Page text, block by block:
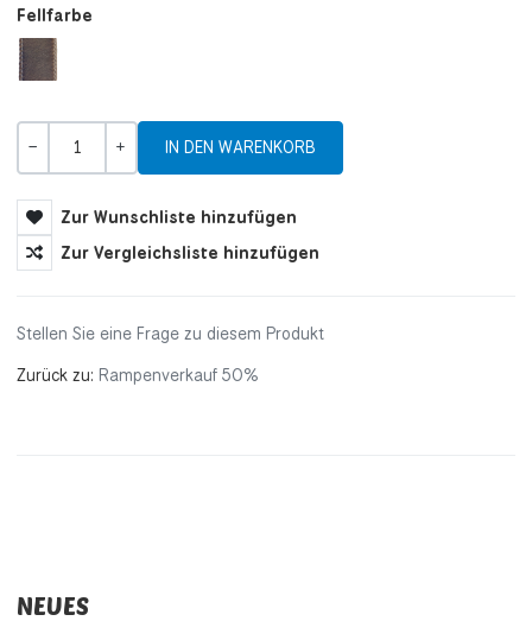
Fellfarbe
Zur Wunschliste hinzufügen
Zur Vergleichsliste hinzufügen
Stellen Sie eine Frage zu diesem Produkt
Zurück zu: Rampenverkauf 50%
NEUES